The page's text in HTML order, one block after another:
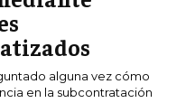
alguna vez cómo
en la subcontratación